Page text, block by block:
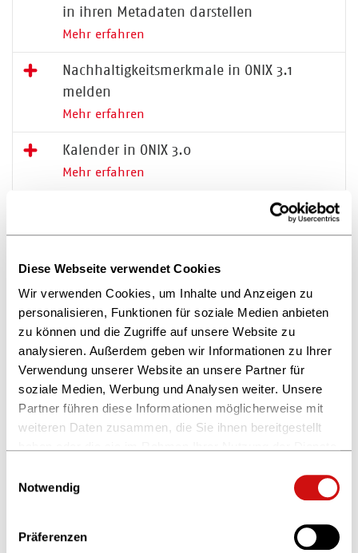
Diese Webseite verwendet Cookies
Wir verwenden Cookies, um Inhalte und Anzeigen zu
personalisieren, Funktionen für soziale Medien anbieten
zu können und die Zugriffe auf unsere Website zu
analysieren. Außerdem geben wir Informationen zu Ihrer
Verwendung unserer Website an unsere Partner für
soziale Medien, Werbung und Analysen weiter. Unsere
Partner führen diese Informationen möglicherweise mit
weiteren Daten zusammen, die Sie ihnen bereitgestellt
Weitere Informationen finden Sie in unserer
Notwendig
Präferenzen
in ihren Metadaten darstellen
Mehr erfahren
Nachhaltigkeitsmerkmale in ONIX 3.1
melden
Mehr erfahren
Kalender in ONIX 3.0
Mehr erfahren
Preise im ONIX
Mehr erfahren
Aktionspakete und Werbemittel für
den Handel (B2B)
Mehr erfahren
Einteilige und mehrteilige Produkte
Mehr erfahren
Verkaufseinheiten (VE)
Erscheinungstermine und